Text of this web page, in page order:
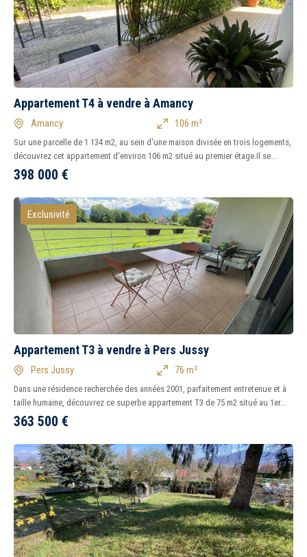
Appartement T4 à vendre à Amancy
Amancy 106 m²
Sur une parcelle de 1 134 m2, au sein d'une maison divisée en trois logements,
découvrez cet appartement d'environ 106 m2 situé au premier étage.Il se...
398 000 €
Exclusivité
Appartement T3 à vendre à Pers Jussy
Pers Jussy 76 m²
Dans une résidence recherchée des années 2001, parfaitement entretenue et à
taille humaine, découvrez ce superbe appartement T3 de 75 m2 situé au 1er...
363 500 €